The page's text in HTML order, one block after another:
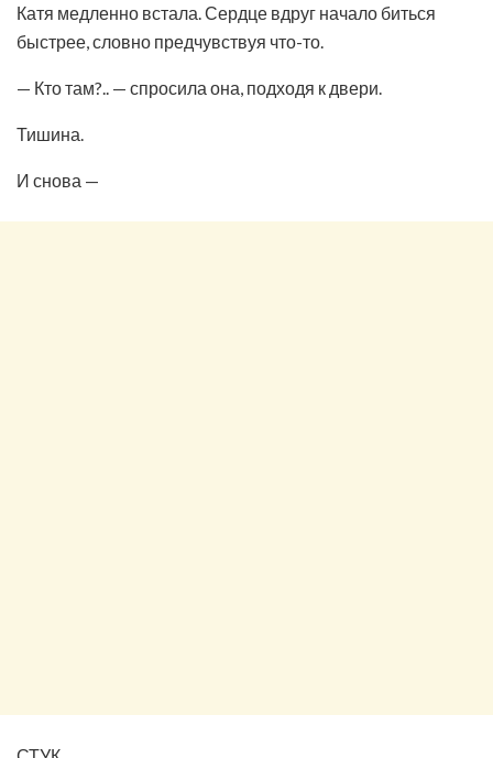
Катя медленно встала. Сердце вдруг начало биться
быстрее, словно предчувствуя что-то.
— Кто там?.. — спросила она, подходя к двери.
Тишина.
И снова —